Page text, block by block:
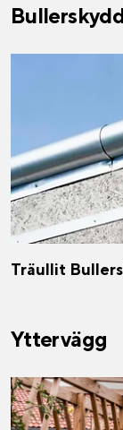
Träullit
Yttervägg